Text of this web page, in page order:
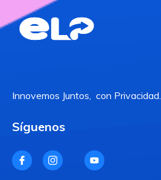
Innovemos Juntos, con Privacidad.
Síguenos